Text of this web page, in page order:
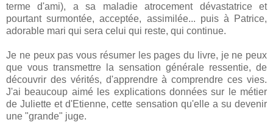
terme d'ami), a sa maladie atrocement dévastatrice et
pourtant surmontée, acceptée, assimilée... puis à Patrice,
adorable mari qui sera celui qui reste, qui continue.
Je ne peux pas vous résumer les pages du livre, je ne peux
que vous transmettre la sensation générale ressentie, de
découvrir des vérités, d'apprendre à comprendre ces vies.
J'ai beaucoup aimé les explications données sur le métier
de Juliette et d'Etienne, cette sensation qu'elle a su devenir
une "grande" juge.